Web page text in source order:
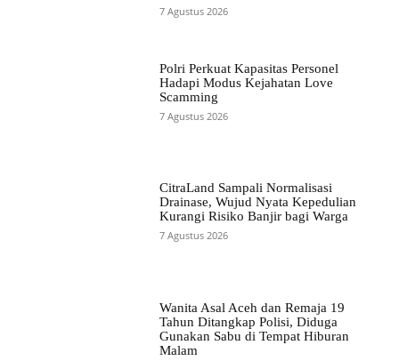
7 Agustus 2026
Polri Perkuat Kapasitas Personel
Hadapi Modus Kejahatan Love
Scamming
7 Agustus 2026
CitraLand Sampali Normalisasi
Drainase, Wujud Nyata Kepedulian
Kurangi Risiko Banjir bagi Warga
7 Agustus 2026
Wanita Asal Aceh dan Remaja 19
Tahun Ditangkap Polisi, Diduga
Gunakan Sabu di Tempat Hiburan
Malam